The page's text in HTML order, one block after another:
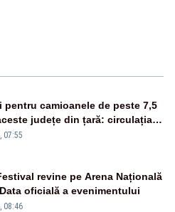
pentru camioanele de peste 7,5
județe din țară: circulația
luni, între orele 12:00 și
07:55
revine pe Arena Națională
oficială a evenimentului
08:46